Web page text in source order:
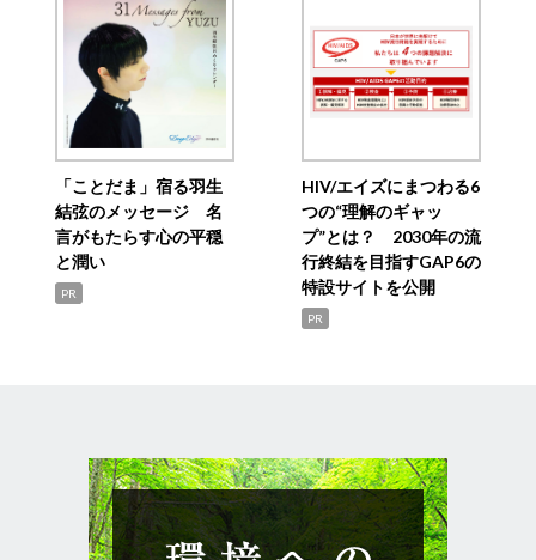
「ことだま」宿る羽生
結弦のメッセージ 名
言がもたらす心の平穏
と潤い
PR
HIV/エイズにまつわる6
つの“理解のギャッ
プ”とは？ 2030年の流
行終結を目指すGAP6の
特設サイトを公開
PR